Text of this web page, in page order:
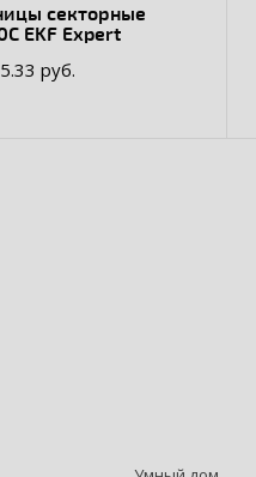
секторные
EKF Expert
руб.